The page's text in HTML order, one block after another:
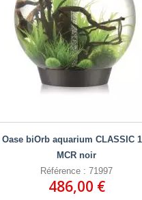
Oase biOrb aquarium CLASSIC
MCR noir
Référence : 71997
486,00 €